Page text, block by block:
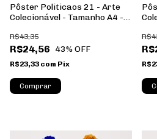
Pôster Politicaos 21 - Arte
Colecionável - Tamanho A4 -
Retrato
R$24,56
R$43,35
43% OFF
R$23,33 com Pix
Comprar